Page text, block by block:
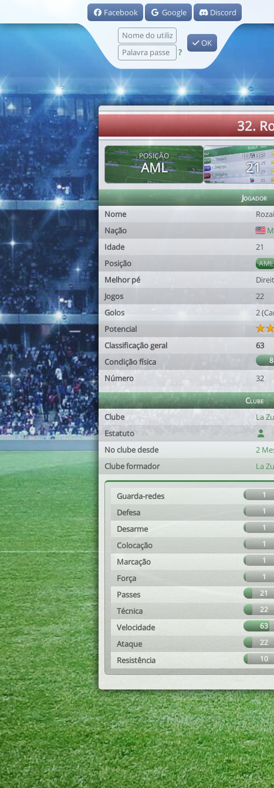
Facebook Google Discord
?
OK
32.
POSIÇÃO
AML
IDADE
21
Jogador
Nome
Nação
Idade
21
Posição
AML
Melhor pé
Jogos
22
Golos
2
Potencial
Classificação geral
63
Condição física
Número 32
Clube
Clube
La
Estatuto
No clube desde
2
Clube formador
La
Guarda-redes 1
Defesa 1
Desarme 1
Colocação 1
Marcação 1
Força 1
Passes 21
Técnica 22
Velocidade 63
Ataque 22
Resistência 10